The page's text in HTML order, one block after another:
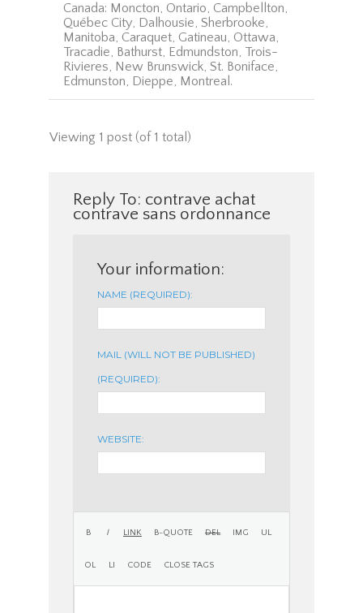
Canada: Moncton, Ontario, Campbellton,
Québec City, Dalhousie, Sherbrooke,
Manitoba, Caraquet, Gatineau, Ottawa,
Tracadie, Bathurst, Edmundston, Trois-
Rivieres, New Brunswick, St. Boniface,
Edmunston, Dieppe, Montreal.
Viewing 1 post (of 1 total)
Reply To: contrave achat
contrave sans ordonnance
Your information:
NAME (REQUIRED):
MAIL (WILL NOT BE PUBLISHED)
(REQUIRED):
WEBSITE: